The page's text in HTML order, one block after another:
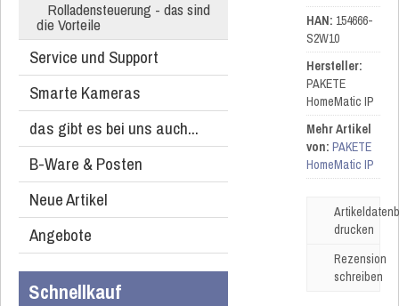
Rolladensteuerung - das sind
die Vorteile
Service und Support
Smarte Kameras
das gibt es bei uns auch...
B-Ware & Posten
Neue Artikel
Angebote
Schnellkauf
HAN: 154666-
S2W10
Hersteller:
PAKETE
HomeMatic IP
Mehr Artikel
von: PAKETE
HomeMatic IP
drucken
Rezension
schreiben